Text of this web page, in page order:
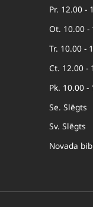
Pr. 12.00 -
Ot. 10.00 -
Tr. 10.00 -
Ct. 12.00 -
Pk. 10.00 -
Se. Slēgts
Sv. Slēgts
Novada